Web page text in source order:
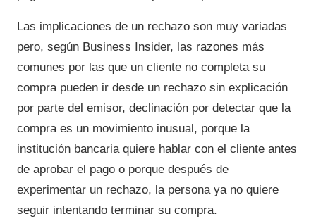
Las implicaciones de un rechazo son muy variadas
pero, según Business Insider, las razones más
comunes por las que un cliente no completa su
compra pueden ir desde un rechazo sin explicación
por parte del emisor, declinación por detectar que la
compra es un movimiento inusual, porque la
institución bancaria quiere hablar con el cliente antes
de aprobar el pago o porque después de
experimentar un rechazo, la persona ya no quiere
seguir intentando terminar su compra.